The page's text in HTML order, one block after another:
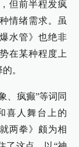
但前半程发疯
情绪需求。虽
水管》也绝非
在某种程度上
。
、疯癫”等词同
喜人舞台上的
两拳》颇为相